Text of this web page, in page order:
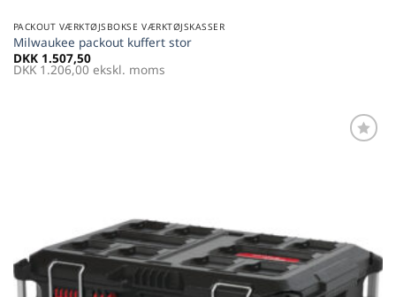
PACKOUT VÆRKTØJSBOKSE VÆRKTØJSKASSER
Milwaukee packout kuffert stor
DKK 1.507,50
DKK 1.206,00 ekskl. moms